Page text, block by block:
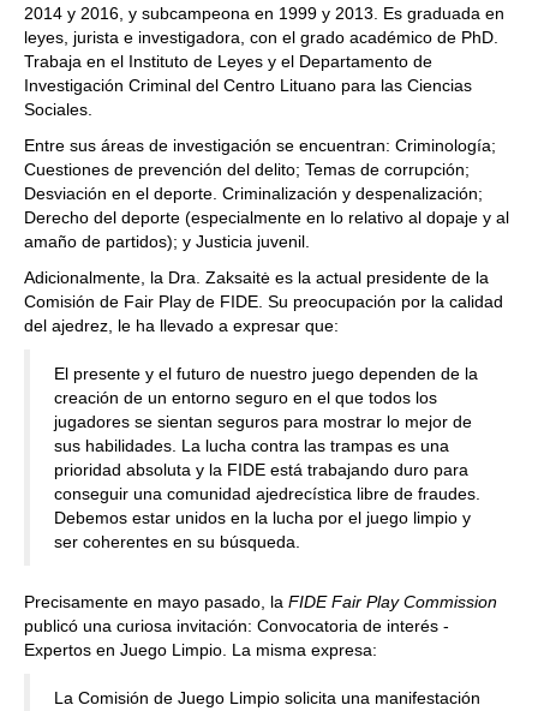
2014 y 2016, y subcampeona en 1999 y 2013. Es graduada en
leyes, jurista e investigadora, con el grado académico de PhD.
Trabaja en el Instituto de Leyes y el Departamento de
Investigación Criminal del Centro Lituano para las Ciencias
Sociales.
Entre sus áreas de investigación se encuentran: Criminología;
Cuestiones de prevención del delito; Temas de corrupción;
Desviación en el deporte. Criminalización y despenalización;
Derecho del deporte (especialmente en lo relativo al dopaje y al
amaño de partidos); y Justicia juvenil.
Adicionalmente, la Dra. Zaksaitė es la actual presidente de la
Comisión de Fair Play de FIDE. Su preocupación por la calidad
del ajedrez, le ha llevado a expresar que:
El presente y el futuro de nuestro juego dependen de la
creación de un entorno seguro en el que todos los
jugadores se sientan seguros para mostrar lo mejor de
sus habilidades. La lucha contra las trampas es una
prioridad absoluta y la FIDE está trabajando duro para
conseguir una comunidad ajedrecística libre de fraudes.
Debemos estar unidos en la lucha por el juego limpio y
ser coherentes en su búsqueda.
Precisamente en mayo pasado, la FIDE Fair Play Commission
publicó una curiosa invitación: Convocatoria de interés -
Expertos en Juego Limpio. La misma expresa:
La Comisión de Juego Limpio solicita una manifestación